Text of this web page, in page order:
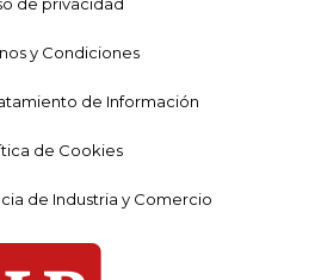
y Condiciones
de Información
de Cookies
de Industria y Comercio